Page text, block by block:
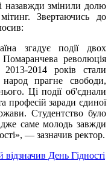
назавжди змінили долю
Звертаючись до
згадує події двох
Помаранчева революція
2014 років стали
прагне свободи,
Ці події об'єднали
професій заради єдиної
Студентство було
саме молодь завжди
— зазначив ректор.
День Гідності